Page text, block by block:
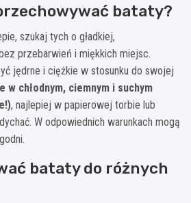
bataty?
szukaj tych o gładkiej,
przebarwień i miękkich miejsc.
jędrne i ciężkie w stosunku do swojej
w chłodnym, ciemnym i suchym
, najlepiej w papierowej torbie lub
W odpowiednich warunkach mogą
bataty do różnych